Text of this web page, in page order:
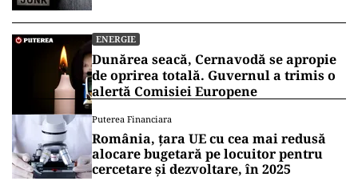
ENERGIE
Dunărea seacă, Cernavodă se apropie
de oprirea totală. Guvernul a trimis o
alertă Comisiei Europene
Puterea Financiara
România, țara UE cu cea mai redusă
alocare bugetară pe locuitor pentru
cercetare și dezvoltare, în 2025